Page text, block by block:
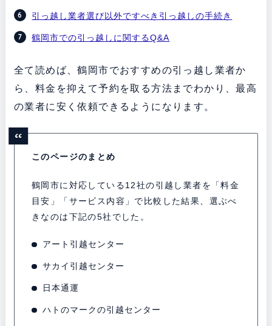
引っ越し業者選び以外ですべき引っ越しの手続き
鶴岡市での引っ越しに関するQ&A
全て読めば、鶴岡市でおすすめの引っ越し業者か
ら、料金を抑えて予約を取る方法までわかり、最高
の業者に安く依頼できるようになります。
このページのまとめ
鶴岡市に対応している12社の引越し業者を「料金
目安」「サービス内容」で比較した結果、選ぶべ
きなのは下記の5社でした。
アート引越センター
サカイ引越センター
日本通運
ハトのマークの引越センター